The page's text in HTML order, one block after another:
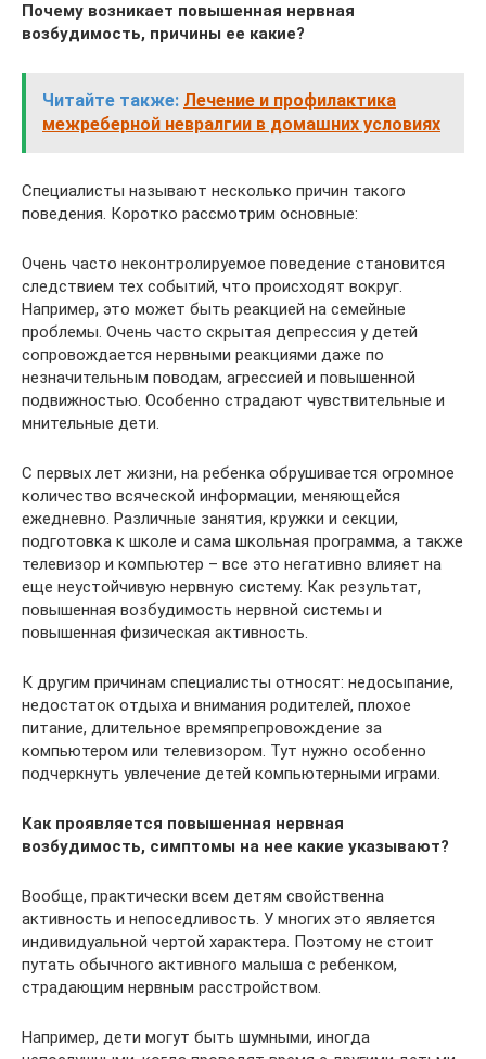
Почему возникает повышенная нервная
возбудимость, причины ее какие?
Читайте также: Лечение и профилактика
межреберной невралгии в домашних условиях
Специалисты называют несколько причин такого
поведения. Коротко рассмотрим основные:
Очень часто неконтролируемое поведение становится
следствием тех событий, что происходят вокруг.
Например, это может быть реакцией на семейные
проблемы. Очень часто скрытая депрессия у детей
сопровождается нервными реакциями даже по
незначительным поводам, агрессией и повышенной
подвижностью. Особенно страдают чувствительные и
мнительные дети.
С первых лет жизни, на ребенка обрушивается огромное
количество всяческой информации, меняющейся
ежедневно. Различные занятия, кружки и секции,
подготовка к школе и сама школьная программа, а также
телевизор и компьютер – все это негативно влияет на
еще неустойчивую нервную систему. Как результат,
повышенная возбудимость нервной системы и
повышенная физическая активность.
К другим причинам специалисты относят: недосыпание,
недостаток отдыха и внимания родителей, плохое
питание, длительное времяпрепровождение за
компьютером или телевизором. Тут нужно особенно
подчеркнуть увлечение детей компьютерными играми.
Как проявляется повышенная нервная
возбудимость, симптомы на нее какие указывают?
Вообще, практически всем детям свойственна
активность и непоседливость. У многих это является
индивидуальной чертой характера. Поэтому не стоит
путать обычного активного малыша с ребенком,
страдающим нервным расстройством.
Например, дети могут быть шумными, иногда